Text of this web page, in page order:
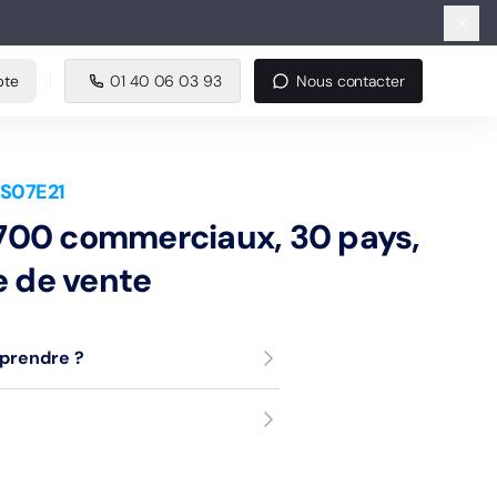
01 40 06 03 93 Nous contacter
01 40 06 03 93 Nous contacter
commerciaux, 30 pays,
de vente
?